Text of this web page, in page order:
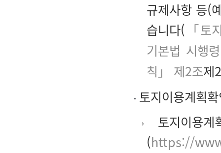
규제사항 등(
습니다( 「토
기본법 시행
칙」 제2조제
토지이용계획
토지이용
(https://